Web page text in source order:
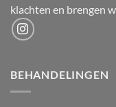
klachten en brengen
BEHANDELINGEN